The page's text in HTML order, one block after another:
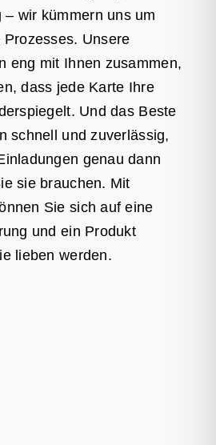
– wir kümmern uns um
Unsere
eng mit Ihnen zusammen,
dass jede Karte Ihre
Und das Beste
schnell und zuverlässig,
genau dann
sie brauchen. Mit
Sie sich auf eine
und ein Produkt
lieben werden.